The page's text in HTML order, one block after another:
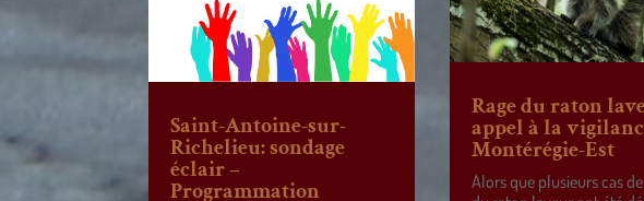
Saint-Antoine-sur-
Richelieu: sondage
éclair –
Programmation
Rage du raton
appel à la
Montérégie-Est
Alors que plusieurs cas